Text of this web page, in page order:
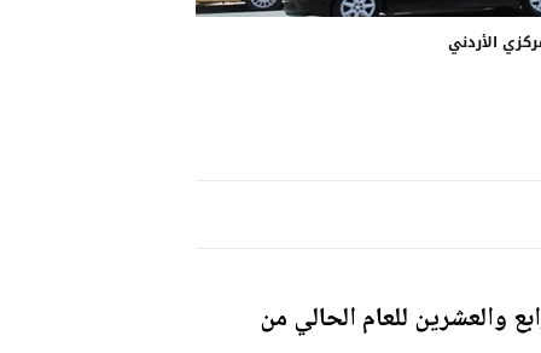
الأردني
والعشرين للعام الحالي من